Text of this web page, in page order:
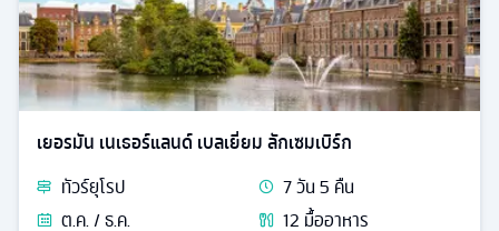
เยอรมัน เนเธอร์แลนด์ เบลเยี่ยม ลักเซมเบิร์ก
ทัวร์ยุโรป 7วัน5 คืน
ต.ค. / ธ.ค.
12 มื้ออาหาร